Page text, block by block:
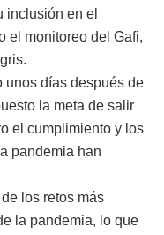
inclusión en el
el monitoreo del Gafi,
unos días después de
la meta de salir
el cumplimiento y los
pandemia han
los retos más
la pandemia, lo que